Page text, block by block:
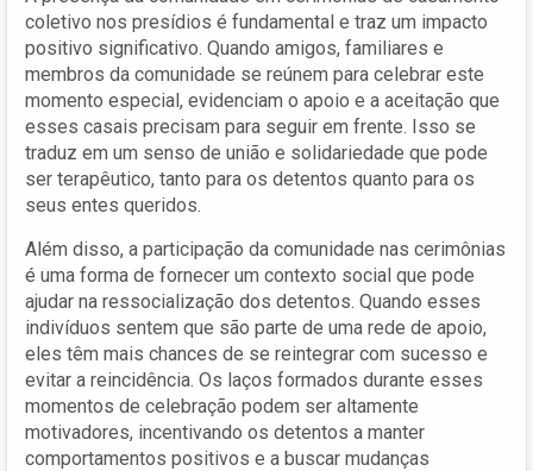
coletivo nos presídios é fundamental e traz um impacto
positivo significativo. Quando amigos, familiares e
membros da comunidade se reúnem para celebrar este
momento especial, evidenciam o apoio e a aceitação que
esses casais precisam para seguir em frente. Isso se
traduz em um senso de união e solidariedade que pode
ser terapêutico, tanto para os detentos quanto para os
seus entes queridos.
Além disso, a participação da comunidade nas cerimônias
é uma forma de fornecer um contexto social que pode
ajudar na ressocialização dos detentos. Quando esses
indivíduos sentem que são parte de uma rede de apoio,
eles têm mais chances de se reintegrar com sucesso e
evitar a reincidência. Os laços formados durante esses
momentos de celebração podem ser altamente
motivadores, incentivando os detentos a manter
comportamentos positivos e a buscar mudanças